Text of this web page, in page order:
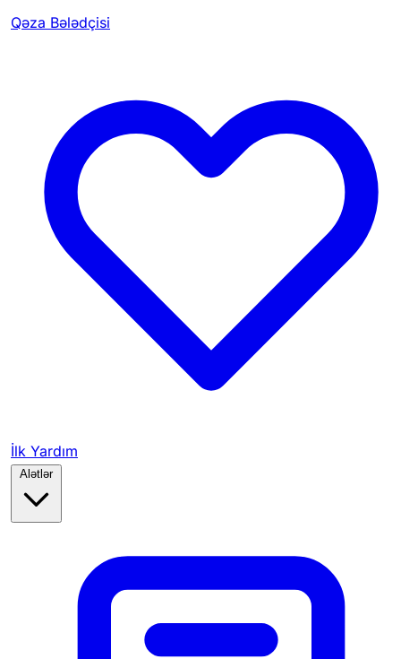
Qəza Bələdçisi
İlk Yardım
Alətlər